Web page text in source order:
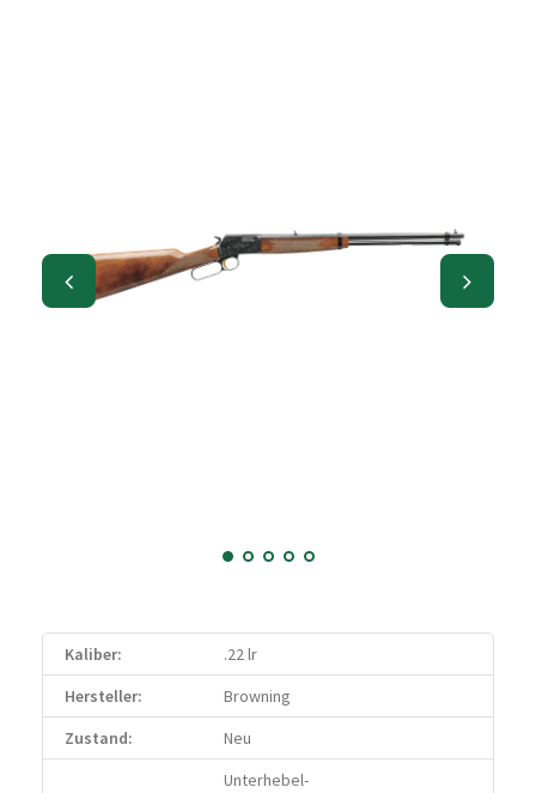
Kaliber:
.22 lr
Hersteller:
Browning
Zustand:
Neu
Unterhebel-